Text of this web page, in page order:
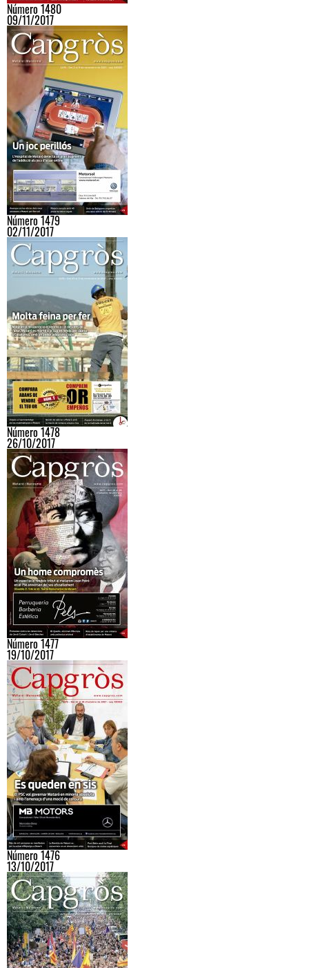
Número 1480
09/11/2017
Número 1479
02/11/2017
Número 1478
26/10/2017
Número 1477
19/10/2017
Número 1476
13/10/2017